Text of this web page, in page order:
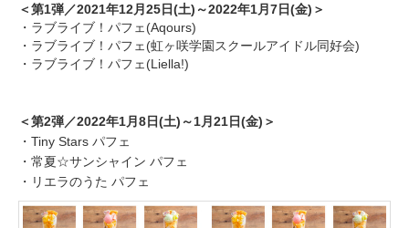
＜第1弾／2021年12月25日(土)～2022年1月7日(金)＞
・ラブライブ！パフェ(Aqours)
・ラブライブ！パフェ(虹ヶ咲学園スクールアイドル同好会)
・ラブライブ！パフェ(Liella!)
＜第2弾／2022年1月8日(土)～1月21日(金)＞
・Tiny Stars パフェ
・常夏☆サンシャイン パフェ
・リエラのうた パフェ